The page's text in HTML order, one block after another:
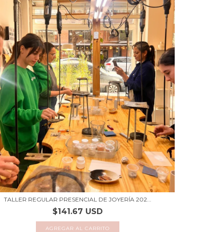
TALLER REGULAR PRESENCIAL DE JOYERÍA 202...
$141.67 USD
AGREGAR AL CARRITO